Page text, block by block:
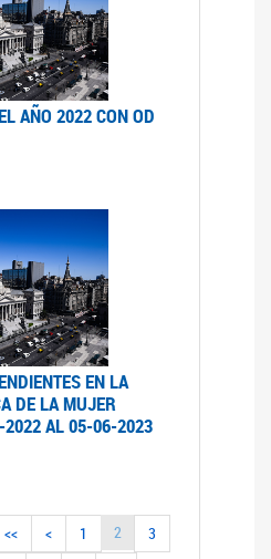
AÑO 2022 CON OD
EN LA
DE LA MUJER
2022 AL 05-06-2023
<< < 1 2
3